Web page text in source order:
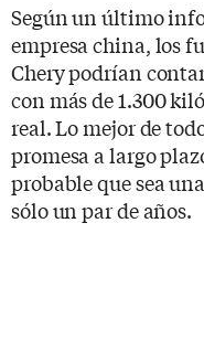
Según un último
empresa china, los
Chery podrían
con más de 1.300
real. Lo mejor de
promesa a largo
probable que sea
sólo un par de años.